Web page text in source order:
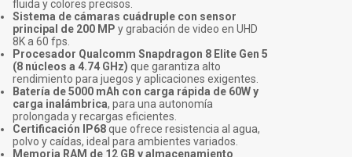
fluida y colores precisos.
Sistema de cámaras cuádruple con sensor
principal de 200 MP y grabación de video en UHD
8K a 60 fps.
Procesador Qualcomm Snapdragon 8 Elite Gen 5
(8 núcleos a 4.74 GHz) que garantiza alto
rendimiento para juegos y aplicaciones exigentes.
Batería de 5000 mAh con carga rápida de 60W y
carga inalámbrica, para una autonomía
prolongada y recargas eficientes.
Certificación IP68que ofrece resistencia al agua,
polvo y caídas, ideal para ambientes variados.
Memoria RAM de 12 GB y almacenamiento